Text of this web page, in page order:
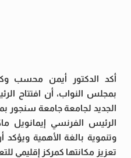
أكد الدكتور أيمن محسب
بمجلس النواب، أن افتتاح
الجديد لجامعة جامعة سنجور
الرئيس الفرنسي إيمانويل
وتنموية بالغة الأهمية
تعزيز مكانتها كمركز إقليمي